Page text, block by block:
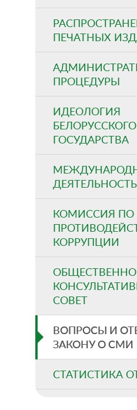
ПЕЧАТНЫХ
ПРОЦЕДУРЫ
ИДЕОЛОГИЯ
БЕЛОРУССКОГО
ГОСУДАРСТВА
ДЕЯТЕЛЬНОСТЬ
КОМИССИЯ ПО
КОРРУПЦИИ
СОВЕТ
ВОПРОСЫ И
ЗАКОНУ О СМИ
СТАТИСТИКА